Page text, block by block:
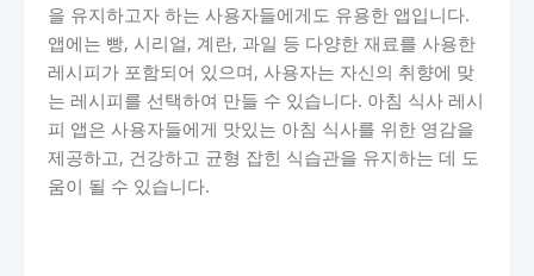
을 유지하고자 하는 사용자들에게도 유용한 앱입니다.
앱에는 빵, 시리얼, 계란, 과일 등 다양한 재료를 사용한
레시피가 포함되어 있으며, 사용자는 자신의 취향에 맞
는 레시피를 선택하여 만들 수 있습니다. 아침 식사 레시
피 앱은 사용자들에게 맛있는 아침 식사를 위한 영감을
제공하고, 건강하고 균형 잡힌 식습관을 유지하는 데 도
움이 될 수 있습니다.